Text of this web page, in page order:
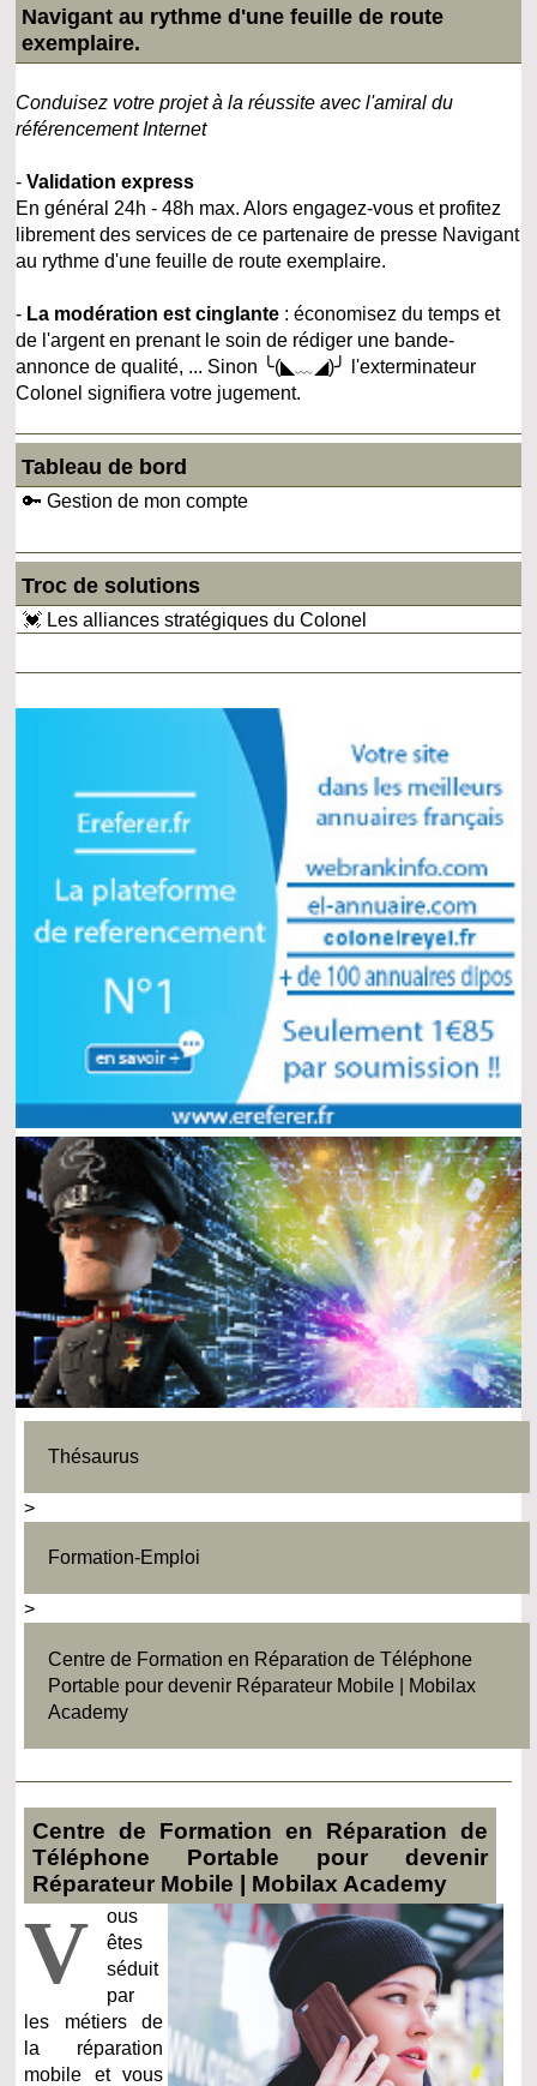
Navigant au rythme d'une feuille de route
exemplaire.
Conduisez votre projet à la réussite avec l'amiral du
référencement Internet
-Validation express
En général 24h - 48h max. Alors engagez-vous et profitez
librement des services de ce partenaire de presse Navigant
au rythme d'une feuille de route exemplaire.
- La modération est cinglante : économisez du temps et
de l'argent en prenant le soin de rédiger une bande-
annonce de qualité, ... Sinon ╰(◣﹏◢)╯ l'exterminateur
Colonel signifiera votre jugement.
Tableau de bord
🔑 Gestion de mon compte
Troc de solutions
💓 Les alliances stratégiques du Colonel
Thésaurus
>
Formation-Emploi
>
Centre de Formation en Réparation de Téléphone
Portable pour devenir Réparateur Mobile | Mobilax
Academy
Centre de Formation en Réparation de
Téléphone Portable pour devenir
Réparateur Mobile | Mobilax Academy
V
ous
êtes
séduit
par
les métiers de
la réparation
mobile et vous